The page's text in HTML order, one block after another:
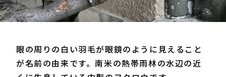
眼の周りの白い羽毛が眼鏡のように見えること
が名前の由来です。南米の熱帯雨林の水辺の近